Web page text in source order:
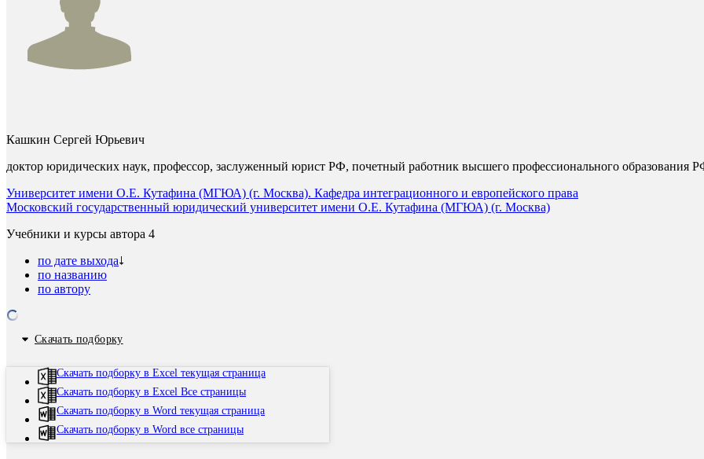
Кашкин Сергей Юрьевич
доктор юридических наук, профессор, заслуженный юрист РФ, почетный работник высшего профессионального образования
Университет имени О.Е. Кутафина (МГЮА) (г. Москва). Кафедра интеграционного и европейского права
Московский государственный юридический университет имени О.Е. Кутафина (МГЮА) (г. Москва)
Учебники и курсы автора 4
по дате выхода
по названию
по автору
Скачать подборку
Скачать подборку в Excel текущая страница
Скачать подборку в Excel Все страницы
Скачать подборку в Word текущая страница
Скачать подборку в Word все страницы